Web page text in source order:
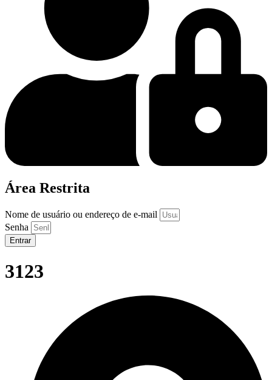
Área Restrita
Nome de usuário ou endereço de e-mail
Senha
Entrar
3123